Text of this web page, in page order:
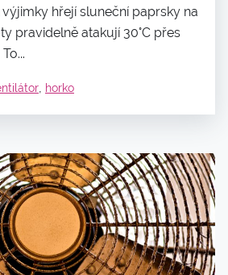
výjimky hřejí sluneční paprsky na
pravidelně atakují 30°C přes
, horko